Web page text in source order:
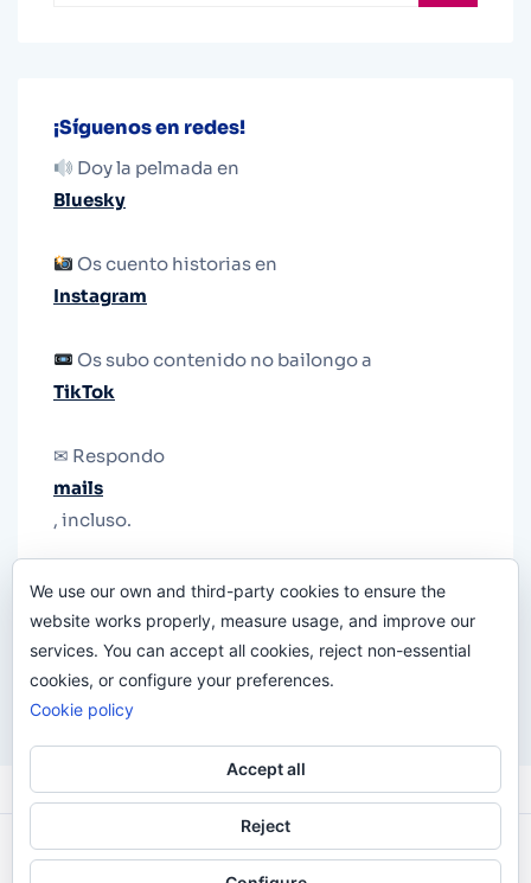
¡Síguenos en redes!
Doy la pelmada en
Bluesky
Os cuento historias en
Instagram
Os subo contenido no bailongo a
TikTok
✉ Respondo
mails
, incluso.
le quiten el teléfono.
Odi O'Malley © 2016-2025. Todos Los Derechos
We use our own and third-party cookies to ensure the
website works properly, measure usage, and improve our
services. You can accept all cookies, reject non-essential
cookies, or configure your preferences.
Cookie policy
Accept all
Reject